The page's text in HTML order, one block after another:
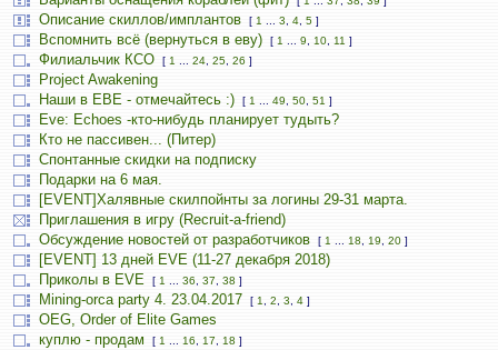
Описание скиллов/имплантов [ 1 3 4 5 ]
Вспомнить всё (вернуться в еву) [ 1 9 10 11 ]
Филиальчик КСО [ 1 24 25 26 ]
Project Awakening
Наши в ЕВЕ - отмечайтесь :)
[ 1 49 50 51 ]
Eve: Echoes -кто-нибудь планирует тудыть?
Кто не пассивен... (Питер)
Спонтанные скидки на подписку
Подарки на 6 мая.
[EVENT]Халявные скилпойнты за логины 29-31 марта.
Приглашения в игру (Recruit-a-friend)
Обсуждение новостей от разработчиков
[ 1 18 19 20 ]
[EVENT] 13 дней EVE (11-27 декабря 2018)
Приколы в EVE
[ 1 36 37 38 ]
Mining-orca party 4. 23.04.2017 [ 1 2 3 4 ]
OEG, Order of Elite Games
куплю - продам
[ 1 16 17 18 ]